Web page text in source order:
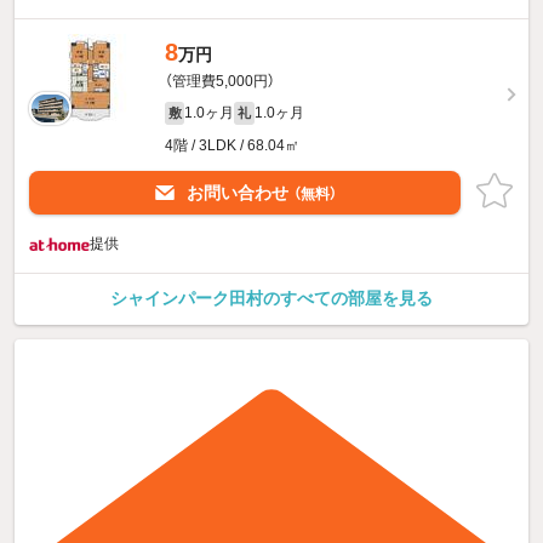
8万円
（管理費5,000円）
敷 1.0ヶ月 礼 1.0ヶ月
4階 / 3LDK / 68.04㎡
お問い合わせ （無料）
提供
シャインパーク田村のすべての部屋を見る